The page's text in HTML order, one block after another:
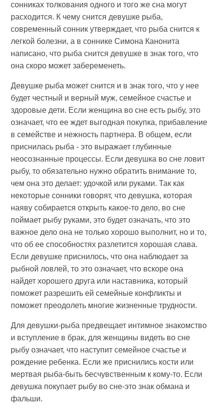
сонниках толкования одного и того же сна могут
расходится. К чему снится девушке рыба,
современный сонник утверждает, что рыба снится к
легкой болезни, а в соннике Симона Канонита
написано, что рыба снится девушке в знак того, что
она скоро может забеременеть.
Девушке рыба может снится и в знак того, что у нее
будет честный и верный муж, семейное счастье и
здоровые дети. Если женщина во сне есть рыбу, это
означает, что ее ждет выгодная покупка, прибавление
в семействе и нежность партнера. В общем, если
приснилась рыба - это выражает глубинные
неосознанные процессы. Если девушка во сне ловит
рыбу, то обязательно нужно обратить внимание то,
чем она это делает: удочкой или руками. Так как
некоторые сонники говорят, что девушка, которая
наяву собирается открыть какое-то дело, во сне
поймает рыбу руками, это будет означать, что это
важное дело она не только хорошо выполнит, но и то,
что об ее способностях разлетится хорошая слава.
Если девушке приснилось, что она наблюдает за
рыбной ловлей, то это означает, что вскоре она
найдет хорошего друга или наставника, который
поможет разрешить ей семейные конфликты и
поможет преодолеть многие жизненные трудности.
Для девушки-рыба предвещает интимное знакомство
и вступление в брак, для женщины видеть во сне
рыбу означает, что наступит семейное счастье и
рождение ребенка. Если же приснились кости или
мертвая рыба-быть бесчувственным к кому-то. Если
девушка покупает рыбу во сне-это знак обмана и
фальши.